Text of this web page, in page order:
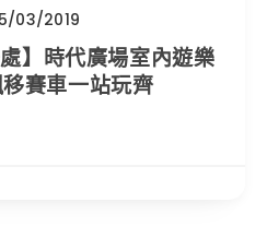
03/2019
】時代廣場室內遊樂
賽車一站玩齊